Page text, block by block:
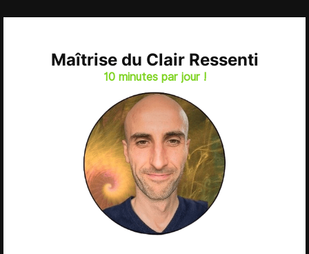
Maîtrise du Clair Ressenti
10 minutes par jour !